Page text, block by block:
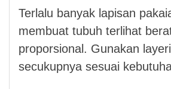
Terlalu banyak lapisan
membuat tubuh terlihat
proporsional. Gunakan
secukupnya sesuai